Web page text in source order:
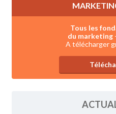
Tous les
du marketing
A télécharger